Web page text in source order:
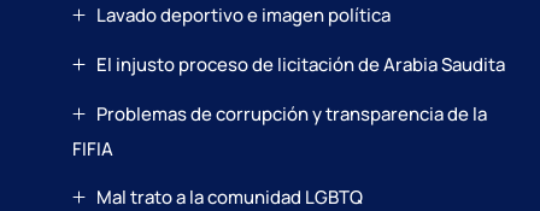
Lavado deportivo e imagen política
El injusto proceso de licitación de Arabia Saudita
Problemas de corrupción y transparencia de la
FIFIA
Mal trato a la comunidad LGBTQ